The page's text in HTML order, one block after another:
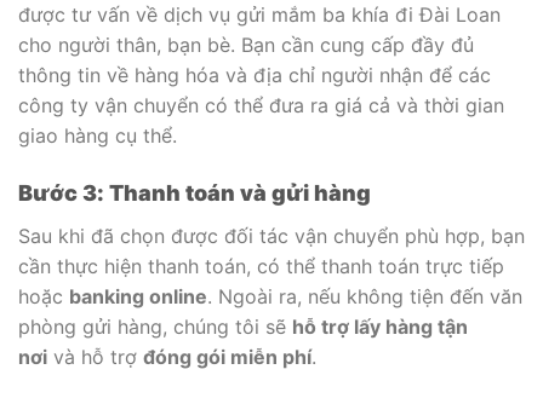
được tư vấn về dịch vụ gửi mắm ba khía đi Đài Loan
cho người thân, bạn bè. Bạn cần cung cấp đầy đủ
thông tin về hàng hóa và địa chỉ người nhận để các
công ty vận chuyển có thể đưa ra giá cả và thời gian
giao hàng cụ thể.
Bước 3: Thanh toán và gửi hàng
Sau khi đã chọn được đối tác vận chuyển phù hợp, bạn
cần thực hiện thanh toán, có thể thanh toán trực tiếp
hoặc banking online. Ngoài ra, nếu không tiện đến văn
phòng gửi hàng, chúng tôi sẽ hỗ trợ lấy hàng tận
nơi và hỗ trợ đóng gói miễn phí.